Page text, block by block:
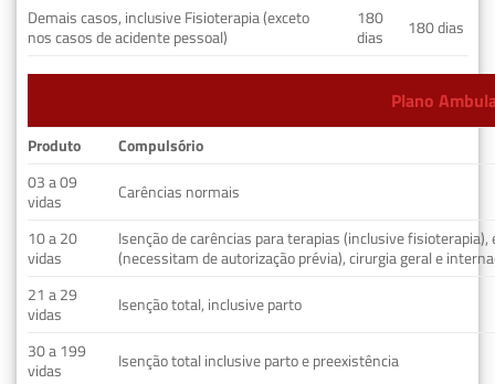
Demais casos, inclusive Fisioterapia (exceto
nos casos de acidente pessoal)
180
dias
180 dias
Plano
Produto
Compulsório
03 a 09
vidas
Carências normais
10 a 20
vidas
Isenção de carências para terapias (inclusive fisioterapia),
(necessitam de autorização prévia), cirurgia geral e
21 a 29
vidas
Isenção total, inclusive parto
30 a 199
vidas
Isenção total inclusive parto e preexistência